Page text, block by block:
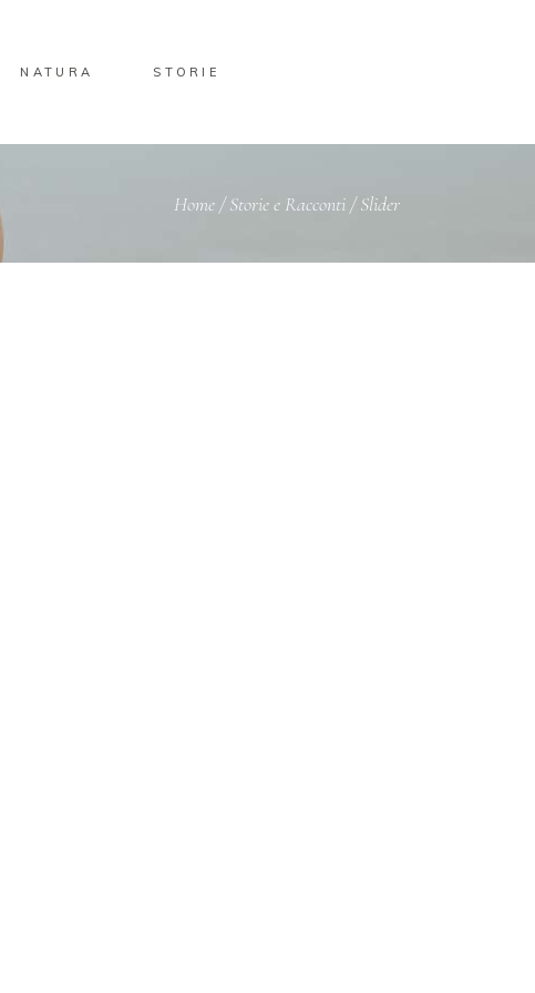
NATURA STORIE
Home/Storie e Racconti/Slider